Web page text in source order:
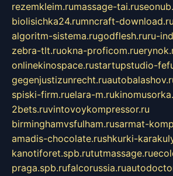
rezemkleim.rumassage-tai.ru
biolisichka24.rumncraft-download.ru
algoritm-sistema.rugodflesh.ruru-
zebra-tlt.ruokna-proficom.ru
onlinekinospace.rustartupstudio-
gegenjustizunrecht.ru
spiski-firm.ruelara-m.ru
2bets.ruvintovoykompressor.ru
birminghamvsfulham.rusarmat-
amadis-chocolate.rushkurki-
kanotiforet.spb.rututmassage.ru
praga.spb.rufalcorussia.ru